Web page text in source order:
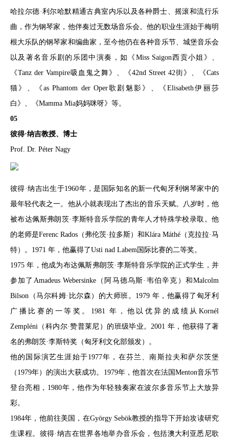
哈拉尔德·利尔哈默精通古典室内乐以及各种爵士、摇滚和流行乐
曲，作为钢琴家，他伴奏过无数场音乐会。他的职业生涯始于梅明
根大乐队的钢琴家和编曲家，至今他仍在各种音乐节、城堡音乐会
以及著名音乐剧的乐团中演奏，如《Miss Saigon西贡小姐》、
《Tanz der Vampire吸血鬼之舞》、《42nd Street 42街》、《Cats
猫》、《as Phantom der Oper歌剧魅影》、《Elisabeth伊丽莎
白》、《Mamma Mia妈妈咪呀》等。
05
彼得·纳吉教授、博士
Prof. Dr. Péter Nagy
彼得·纳吉出生于1960年，是国际知名的新一代匈牙利钢琴家中的
最年轻代表之一。他从小就表现出了杰出的音乐天赋。八岁时，他
被布达佩斯弗朗茨·李斯特音乐学院的青年人才特殊学校录取。他
的老师是Ferenc Rados（弗伦茨·拉多斯）和Klára Máthé（克拉拉·马
特）。1971 年，他赢得了Usti nad Labem国际比赛的二等奖。
1975 年，他成为布达佩斯弗朗茨·李斯特音乐学院的正式学生，并
参加了Amadeus Webersinke（阿马德乌斯·韦伯辛克）和Malcolm
Bilson（马尔科姆·比尔森）的大师班。1979 年，他赢得了匈牙利
广播比赛的一等奖。1981 年，他以优异的成绩从Kornél
Zempléni（科内尔·赞普莱尼）的班级毕业。2001 年，他获得了著
名的弗朗茨·李斯特奖（匈牙利文化部颁发）。
他的国际演艺生涯始于1977年，在芬兰、南斯拉夫和萨尔茨堡
（1979年）的演出大获成功。1979年，他首次在法国Menton音乐节
登台亮相，1980年，他作为年轻独奏家在波尔多音乐节上大放异
彩。
1984年，他前往美国，在György Sebök教授的指导下开始攻读研究
生课程。彼得·纳吉在世界各地举办音乐会，包括澳大利亚悉尼歌